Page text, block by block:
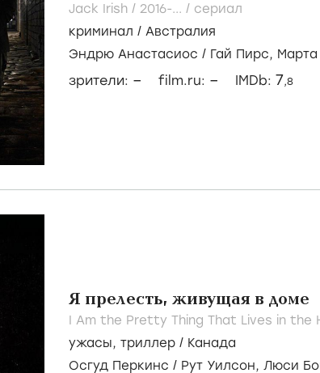
Jack Irish / 2016-... / сериал
криминал / Австралия
Эндрю Анастасиос / Гай Пирс,
зрители: – film.ru: – IMDb: 7,8
Я прелесть, живущая в доме
I Am the Pretty Thing That Lives in the
ужасы, триллер / Канада
Осгуд Перкинс / Рут Уилсон, Люси